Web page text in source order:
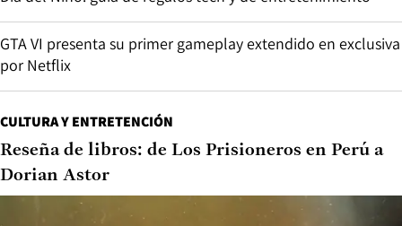
GTA VI presenta su primer gameplay extendido en exclusiva
por Netflix
CULTURA Y ENTRETENCIÓN
Reseña de libros: de Los Prisioneros en Perú a
Dorian Astor